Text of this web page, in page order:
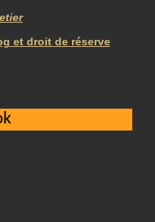
et droit de réserve